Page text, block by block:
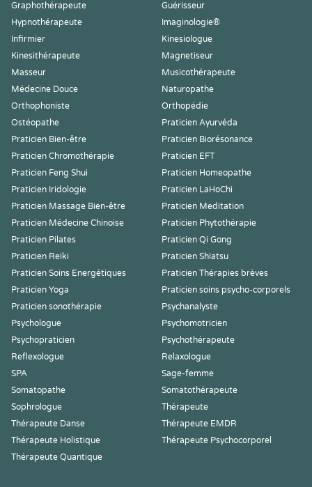
Graphothérapeute
Guérisseur
Hypnothérapeute
Imaginologie®
Infirmier
Kinesiologue
Kinesithérapeute
Magnetiseur
Masseur
Musicothérapeute
Médecine Douce
Naturopathe
Orthophoniste
Orthopédie
Ostéopathe
Praticien Ayurvéda
Praticien Bien-être
Praticien Biorésonance
Praticien Chromothérapie
Praticien EFT
Praticien Feng Shui
Praticien Homeopathe
Praticien Iridologie
Praticien LaHoChi
Praticien Massage Bien-être
Praticien Meditation
Praticien Médecine Chinoise
Praticien Phytothérapie
Praticien Pilates
Praticien Qi Gong
Praticien Reiki
Praticien Shiatsu
Praticien Soins Energétiques
Praticien Thérapies brèves
Praticien Yoga
Praticien soins psycho-corporels
Praticien sonothérapie
Psychanalyste
Psychologue
Psychomotricien
Psychopraticien
Psychothérapeute
Reflexologue
Relaxologue
SPA
Sage-femme
Somatopathe
Somatothérapeute
Sophrologue
Thérapeute
Thérapeute Danse
Thérapeute EMDR
Thérapeute Holistique
Thérapeute Psychocorporel
Thérapeute Quantique